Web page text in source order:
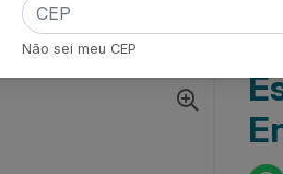
ESMALTE RISQUÉ CREMOSO CARMIM -
Não sei meu CEP